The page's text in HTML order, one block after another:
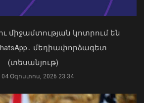
ը դեմ է
միջամտության կոտրում են
մեդիափորձագետ
(տեսանյութ)
04 Օգոստոս, 2026 23:34